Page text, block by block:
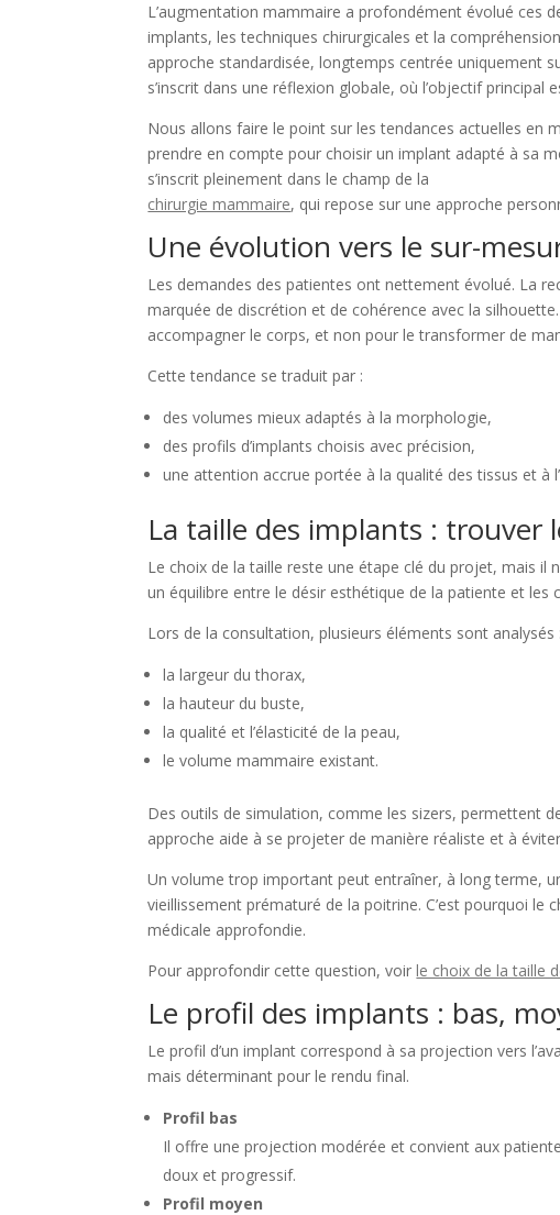
L’augmentation mammaire a profondément évolué ces
implants, les techniques chirurgicales et la
approche standardisée, longtemps centrée uniquement
s’inscrit dans une réflexion globale, où l’objectif
Nous allons faire le point sur les tendances actuelles en
prendre en compte pour choisir un implant adapté à sa
s’inscrit pleinement dans le champ de la
chirurgie mammaire, qui repose sur une approche
Une évolution vers le sur-
Les demandes des patientes ont nettement évolué. La
marquée de discrétion et de cohérence avec la
accompagner le corps, et non pour le transformer de
Cette tendance se traduit par :
des volumes mieux adaptés à la morphologie,
des profils d’implants choisis avec précision,
une attention accrue portée à la qualité des tissus et à
La taille des implants : trouver
Le choix de la taille reste une étape clé du projet, mais il
un équilibre entre le désir esthétique de la patiente et les
Lors de la consultation, plusieurs éléments sont analysés :
la largeur du thorax,
la hauteur du buste,
la qualité et l’élasticité de la peau,
le volume mammaire existant.
Des outils de simulation, comme les sizers, permettent
approche aide à se projeter de manière réaliste et à
Un volume trop important peut entraîner, à long terme,
vieillissement prématuré de la poitrine. C’est pourquoi
médicale approfondie.
Pour approfondir cette question, voirle choix de la taille
Le profil des implants : bas,
Le profil d’un implant correspond à sa projection vers
mais déterminant pour le rendu final.
Profil bas
Il offre une projection modérée et convient aux
doux et progressif.
Profil moyen